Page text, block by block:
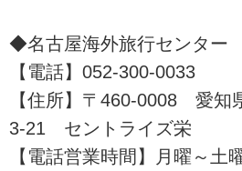
◆名古屋海外旅行センター
【電話】052-300-0033
【住所】〒460-0008 愛知
3-21 セントライズ栄
【電話営業時間】月曜～土